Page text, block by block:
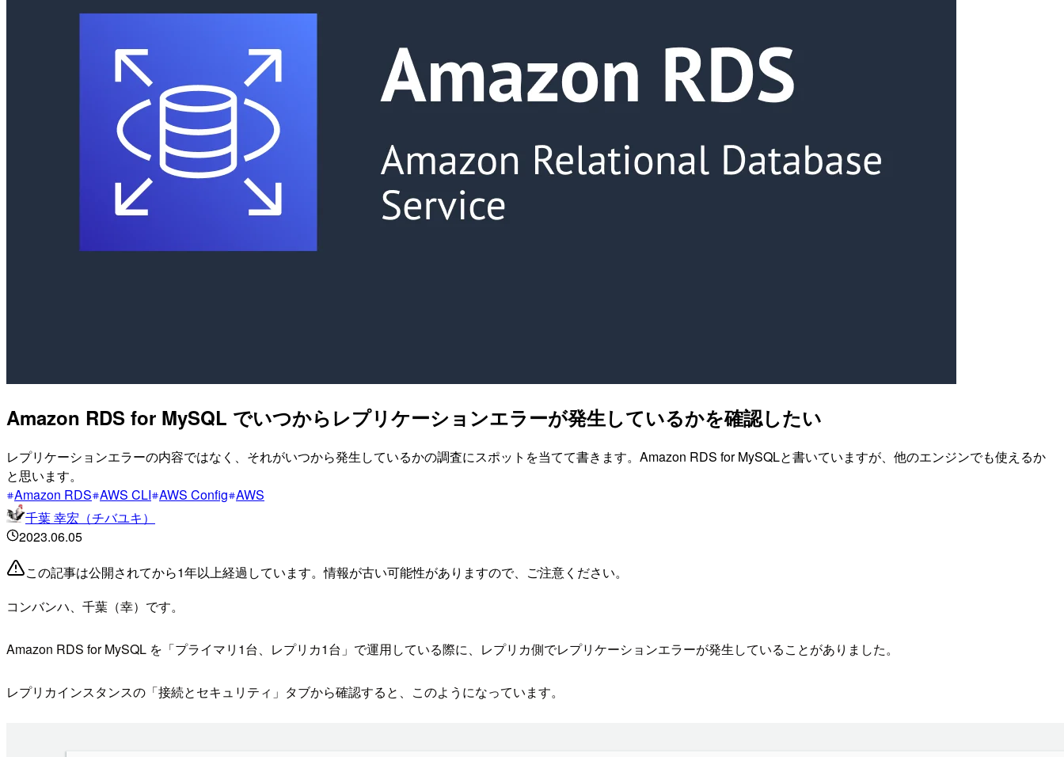
Amazon RDS for MySQL でいつからレプリケーションエラーが発生しているかを確認したい
レプリケーションエラーの内容ではなく、それがいつから発生しているかの調査にスポットを当てて書きます。Amazon RDS for MySQLと書いていますが、他のエンジンでも使えるか
と思います。
Amazon RDS AWS CLI AWS Config AWS
千葉 幸宏（チバユキ）
2023.06.05
この記事は公開されてから1年以上経過しています。情報が古い可能性がありますので、ご注意ください。
コンバンハ、千葉（幸）です。
Amazon RDS for MySQL を「プライマリ1台、レプリカ1台」で運用している際に、レプリカ側でレプリケーションエラーが発生していることがありました。
レプリカインスタンスの「接続とセキュリティ」タブから確認すると、このようになっています。